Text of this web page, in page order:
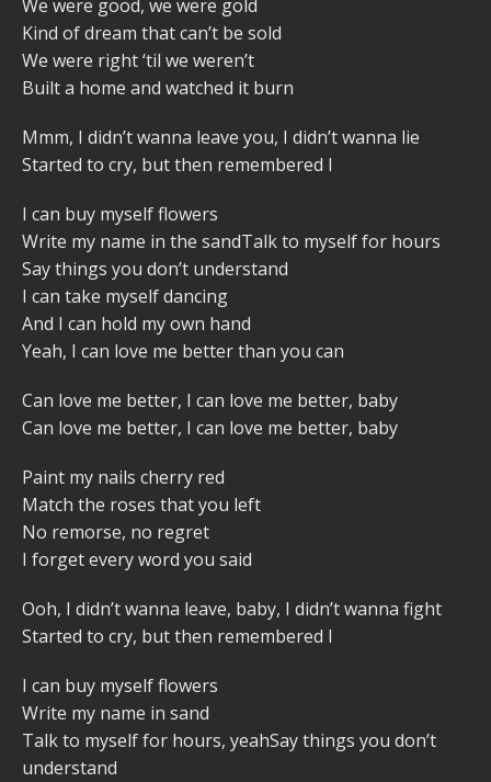
We were good, we were gold
Kind of dream that can’t be sold
We were right ‘til we weren’t
Built a home and watched it burn
Mmm, I didn’t wanna leave you, I didn’t wanna lie
Started to cry, but then remembered I
I can buy myself flowers
Write my name in the sandTalk to myself for hours
Say things you don’t understand
I can take myself dancing
And I can hold my own hand
Yeah, I can love me better than you can
Can love me better, I can love me better, baby
Can love me better, I can love me better, baby
Paint my nails cherry red
Match the roses that you left
No remorse, no regret
I forget every word you said
Ooh, I didn’t wanna leave, baby, I didn’t wanna fight
Started to cry, but then remembered I
I can buy myself flowers
Write my name in sand
Talk to myself for hours, yeahSay things you don’t
understand